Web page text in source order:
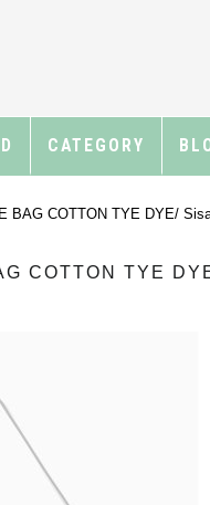
CATEGORY
BAG COTTON TYE DYE/
COTTON TYE